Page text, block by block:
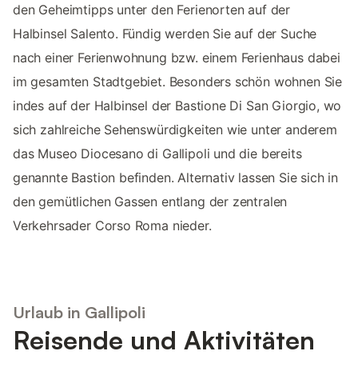
den Geheimtipps unter den Ferienorten auf der
Halbinsel Salento. Fündig werden Sie auf der Suche
nach einer Ferienwohnung bzw. einem Ferienhaus dabei
im gesamten Stadtgebiet. Besonders schön wohnen Sie
indes auf der Halbinsel der Bastione Di San Giorgio, wo
sich zahlreiche Sehenswürdigkeiten wie unter anderem
das Museo Diocesano di Gallipoli und die bereits
genannte Bastion befinden. Alternativ lassen Sie sich in
den gemütlichen Gassen entlang der zentralen
Verkehrsader Corso Roma nieder.
Urlaub in Gallipoli
Reisende und Aktivitäten